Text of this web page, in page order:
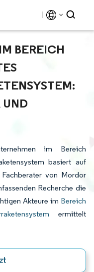
BEREICH
UND
im Bereich
basiert auf
von Mordor
Recherche die
Akteure im Bereich
ermittelt